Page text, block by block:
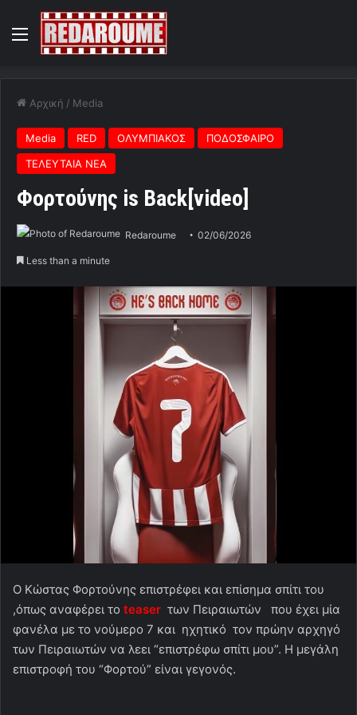
Menu
Αρχική / Media
Media RED ΟΛΥΜΠΙΑΚΟΣ
ΠΟΔΟΣΦΑΙΡΟ
ΤΕΛΕΥΤΑΙΑ ΝΕΑ
Φορτούνης is Back[video]
Redaroume 02/06/2026
Less than a minute
Ο Κώστας Φορτούνης επιστρέφει και επίσημα σπίτι του
,όπως αναφέρει το teaser των Πειραιωτών που έχει μία
φανέλα με το νούμερο 7 και ηχητικό τον πρώην αρχηγό
των Πειραιωτών να λεει “επιστρέφω σπίτι μου”. Η μεγάλη
επιστροφή του “Φορτού” είναι γεγονός.